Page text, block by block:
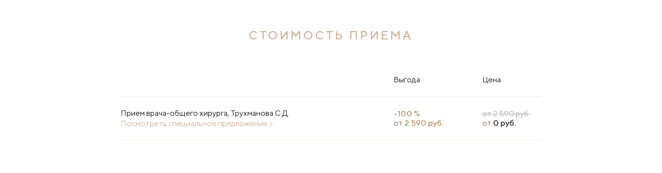
СТОИМОСТЬ ПРИЕМА
Выгода Цена
Прием врача-общего хирурга, Трухманова С.Д.
Посмотреть специальное предложение >
-100 %
от 2 590 руб.
от 2 590 руб.
от 0 руб.